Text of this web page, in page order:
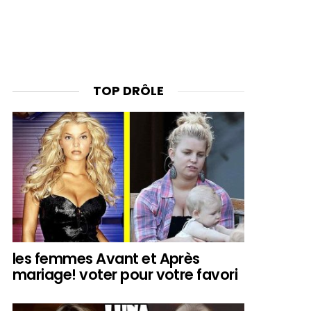
TOP DRÔLE
les femmes Avant et Après
mariage! voter pour votre favori